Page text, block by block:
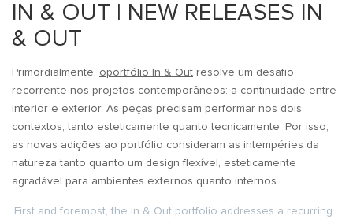
IN & OUT | NEW RELEASES IN
& OUT
Primordialmente, oportfólio In & Out resolve um desafio
recorrente nos projetos contemporâneos: a continuidade entre
interior e exterior. As peças precisam performar nos dois
contextos, tanto esteticamente quanto tecnicamente. Por isso,
as novas adições ao portfólio consideram as intempéries da
natureza tanto quanto um design flexível, esteticamente
agradável para ambientes externos quanto internos.
First and foremost, the In & Out portfolio addresses a recurring